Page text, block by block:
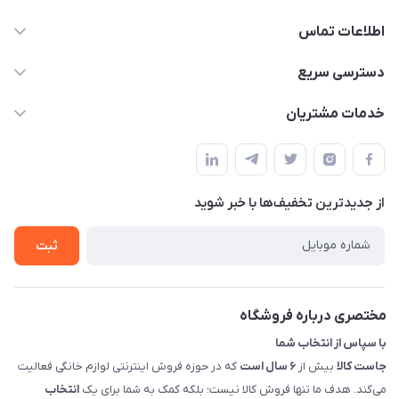
اطلاعات تماس
09398557137
سمت چپ (فروشگاه صوتی عباسی) - "تحویل حضوری فقط با
هماهنگی"
دسترسی سریع
لیست محصولات
حساب کاربری
تماس با ما
خدمات مشتریان
راهنما
پرسش های شما
شرایط و ضوابط گارانتی
روش های بازگرداندن کالا
از جدید‌ترین تخفیف‌ها با‌ خبر شوید
ثبت
مختصری درباره فروشگاه
با سپاس از انتخاب شما
جاست کالا بیش از ۶ سال است
که در حوزه فروش اینترنتی لوازم خانگی فعالیت
می‌کند. هدف ما تنها فروش کالا نیست؛ بلکه کمک به شما برای یک انتخاب